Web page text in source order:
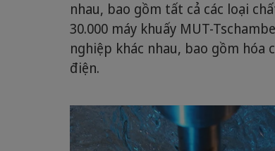
nhau, bao gồm tất cả các loại
30.000 máy khuấy MUT-
nghiệp khác nhau, bao gồm hóa
điện.